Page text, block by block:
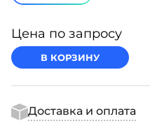
Цена по запросу
В КОРЗИНУ
Доставка и оплата